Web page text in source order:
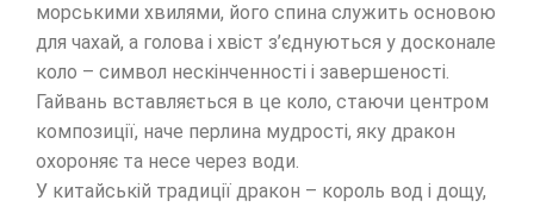
морськими хвилями, його спина служить основою
для чахай, а голова і хвіст з’єднуються у досконале
коло – символ нескінченності і завершеності.
Гайвань вставляється в це коло, стаючи центром
композиції, наче перлина мудрості, яку дракон
охороняє та несе через води.
У китайській традиції дракон – король вод і дощу,